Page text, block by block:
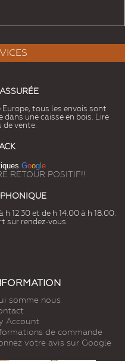
tous les envois sont
une caisse en bois. Lire
de vente.
Goog e
RETOUR POSITIF!!
12.30 et de h 14.00 à h 18.00.
sur rendez-vous.
somme nous
Account
de commande
votre avis sur Google